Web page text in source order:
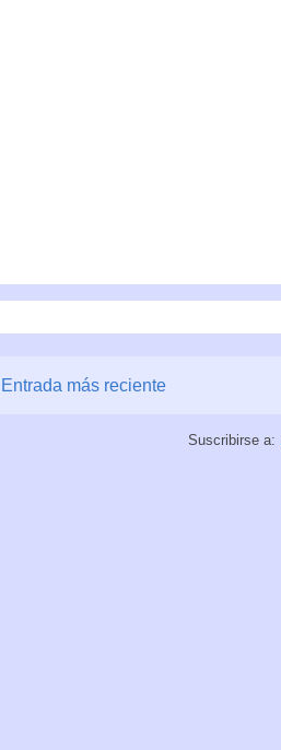
Entrada más reciente
Suscribirse a: